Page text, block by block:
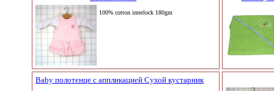
100% cotton interlock 180gm
Baby полотенце с аппликацией Сухой кустарник